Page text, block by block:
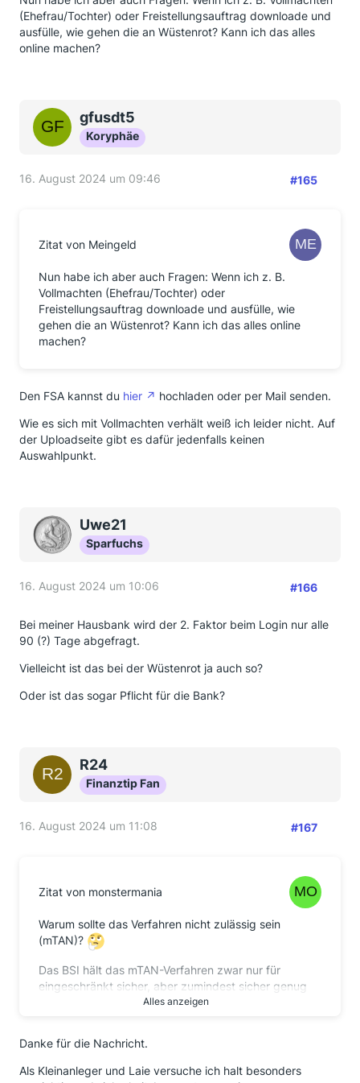
(Ehefrau/Tochter) oder Freistellungsauftrag downloade und
ausfülle, wie gehen die an Wüstenrot? Kann ich das alles
online machen?
gfusdt5
Koryphäe
16. August 2024 um 09:46 #165
Zitat von Meingeld
Nun habe ich aber auch Fragen: Wenn ich z. B.
Vollmachten (Ehefrau/Tochter) oder
Freistellungsauftrag downloade und ausfülle, wie
gehen die an Wüstenrot? Kann ich das alles online
machen?
Den FSA kannst du hier
hochladen oder per Mail senden.
Wie es sich mit Vollmachten verhält weiß ich leider nicht. Auf
der Uploadseite gibt es dafür jedenfalls keinen
Auswahlpunkt.
Uwe21
Sparfuchs
16. August 2024 um 10:06 #166
Bei meiner Hausbank wird der 2. Faktor beim Login nur alle
90 (?) Tage abgefragt.
Vielleicht ist das bei der Wüstenrot ja auch so?
Oder ist das sogar Pflicht für die Bank?
R24
Finanztip Fan
16. August 2024 um 11:08 #167
Zitat von monstermania
Warum sollte das Verfahren nicht zulässig sein
(mTAN)?
Das BSI hält das mTAN-Verfahren zwar nur für
eingeschränkt sicher, aber zumindest sicher genug
als 2-Faktor für das Online-Banking.
konkreten Missbrauch Anmeldekennung/Password
Alles anzeigen
Danke für die Nachricht.
Als Kleinanleger und Laie versuche ich halt besonders